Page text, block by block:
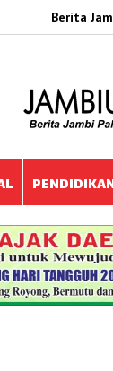
Berita